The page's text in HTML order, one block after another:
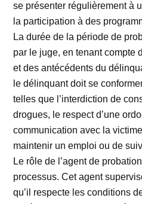
se présenter régulièrement à
la participation à des
La durée de la période de
par le juge, en tenant compte
et des antécédents du
le délinquant doit se
telles que l’interdiction de
drogues, le respect d’une
communication avec la
maintenir un emploi ou de
Le rôle de l’agent de
processus. Cet agent
qu’il respecte les conditions